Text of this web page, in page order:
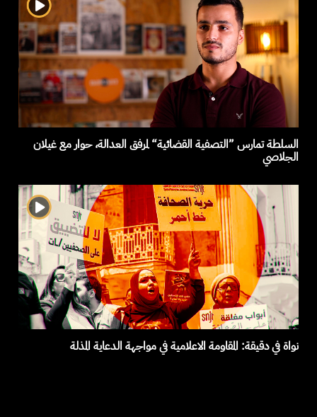
السلطة تمارس ”التصفية القضائية“ لمرفق العدالة، حوار مع غيلان
الجلاصي
نواة في دقيقة: المقاومة الاعلامية في مواجهة الدعاية المذلة